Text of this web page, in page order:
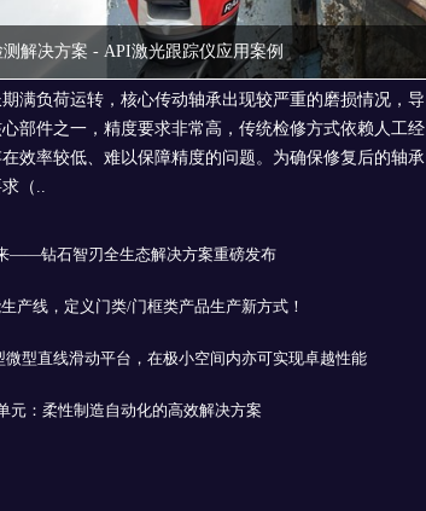
解决方案 - API激光跟踪仪应用案例
满负荷运转，核心传动轴承出现较严重的磨损情况，导
部件之一，精度要求非常高，传统检修方式依赖人工经
效率较低、难以保障精度的问题。为确保修复后的轴承
（..
——钻石智刃全生态解决方案重磅发布
产线，定义门类/门框类产品生产新方式！
型直线滑动平台，在极小空间内亦可实现卓越性能
元：柔性制造自动化的高效解决方案